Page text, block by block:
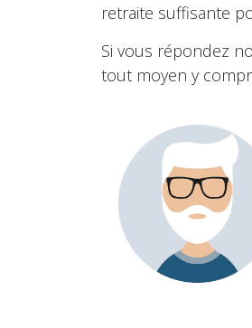
retraite suffisante
Si vous répondez
tout moyen y